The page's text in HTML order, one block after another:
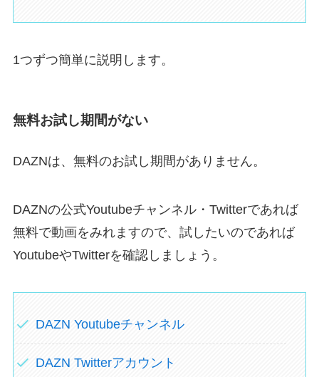
1つずつ簡単に説明します。
無料お試し期間がない
DAZNは、無料のお試し期間がありません。
DAZNの公式Youtubeチャンネル・Twitterであれば
無料で動画をみれますので、試したいのであれば
YoutubeやTwitterを確認しましょう。
DAZN Youtubeチャンネル
DAZN Twitterアカウント